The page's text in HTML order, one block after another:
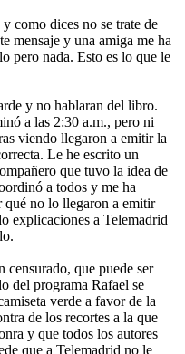
como dices no se trate de
mensaje y una amiga me ha
pero nada. Esto es lo que le
y no hablaran del libro.
a las 2:30 a.m., pero ni
viendo llegaron a emitir la
Le he escrito un
que tuvo la idea de
a todos y me ha
qué no lo llegaron a emitir
explicaciones a Telemadrid
que puede ser
del programa Rafael se
verde a favor de la
de los recortes a la que
y que todos los autores
que a Telemadrid no le